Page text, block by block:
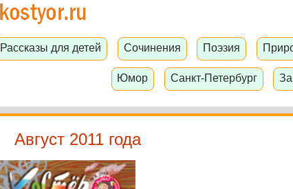
Рассказы для детей Сочинения Поэзия
Юмор Санкт-Петербург
Август 2011 года